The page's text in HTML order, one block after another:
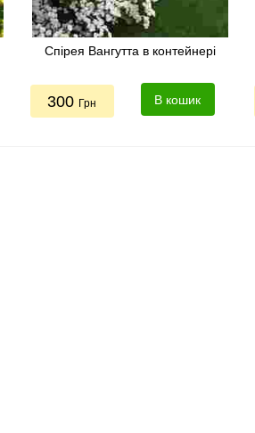
Спірея Вангутта в контейнері
300 Грн В кошик